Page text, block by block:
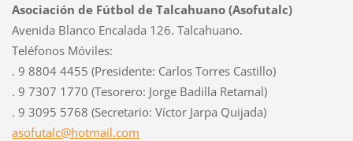
Asociación de Fútbol de Talcahuano (Asofutalc)
Avenida Blanco Encalada 126. Talcahuano.
Teléfonos Móviles:
. 9 8804 4455 (Presidente: Carlos Torres Castillo)
. 9 7307 1770 (Tesorero: Jorge Badilla Retamal)
. 9 3095 5768 (Secretario: Víctor Jarpa Quijada)
asofutalc@hotmail.com